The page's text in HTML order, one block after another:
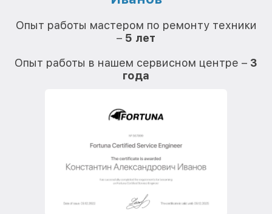
Опыт работы мастером по ремонту техники
– 5 лет
Опыт работы в нашем сервисном центре – 3
года